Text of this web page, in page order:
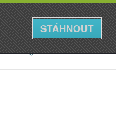
STÁHNOUT